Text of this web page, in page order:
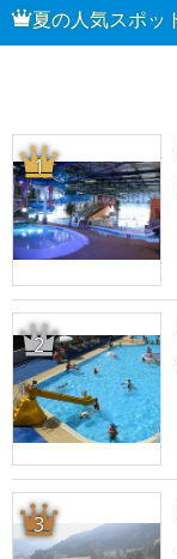
夏の人気スポッ
1
2
3